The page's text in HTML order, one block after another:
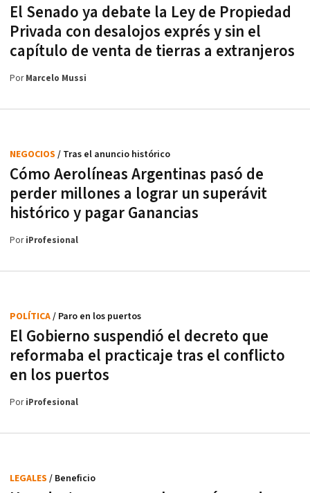
El Senado ya debate la Ley de Propiedad
Privada con desalojos exprés y sin el
capítulo de venta de tierras a extranjeros
PorMarcelo Mussi
Cómo Aerolíneas Argentinas pasó de
perder millones a lograr un superávit
histórico y pagar Ganancias
NEGOCIOS / Tras el anuncio histórico
PoriProfesional
El Gobierno suspendió el decreto que
reformaba el practicaje tras el conflicto
en los puertos
POLÍTICA/ Paro en los puertos
PoriProfesional
LEGALES / Beneficio